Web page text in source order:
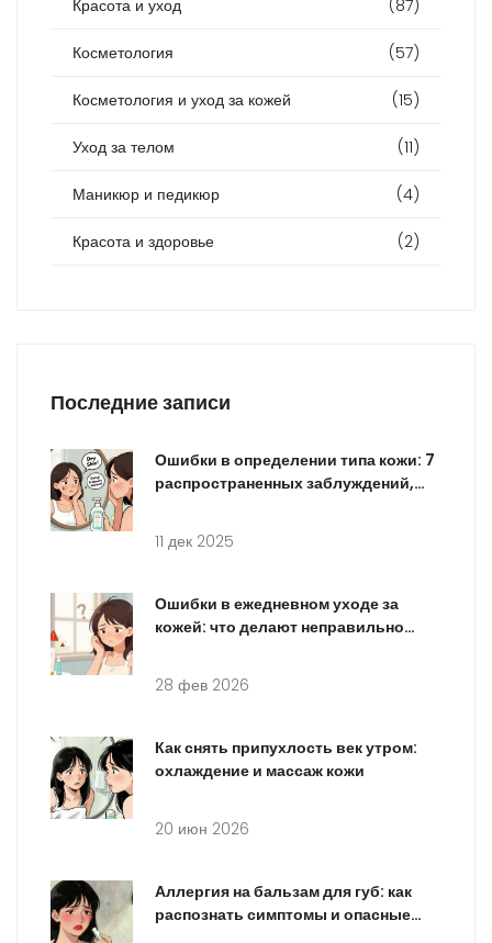
Красота и уход (87)
Косметология (57)
Косметология и уход за кожей (15)
Уход за телом (11)
Маникюр и педикюр (4)
Красота и здоровье (2)
Последние записи
Ошибки в определении типа кожи: 7
распространенных заблуждений,
11 дек 2025
Ошибки в ежедневном уходе за
кожей: что делают неправильно
28 фев 2026
Как снять припухлость век утром:
охлаждение и массаж кожи
20 июн 2026
Аллергия на бальзам для губ: как
распознать симптомы и опасные